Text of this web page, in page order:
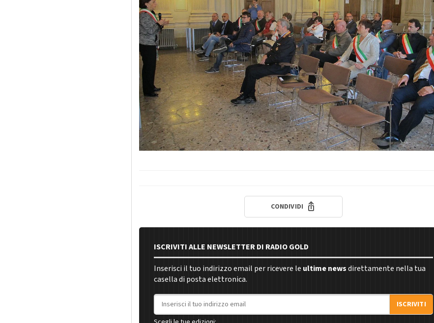
CONDIVIDI
ISCRIVITI ALLE NEWSLETTER DI RADIO GOLD
Inserisci il tuo indirizzo email per ricevere le ultime newsdirettamente nella tua
casella di posta elettronica.
Indirizzo email
ISCRIVITI